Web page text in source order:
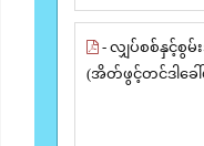
- လျှပ်စစ်နှင့်စွမ်
(အိတ်ဖွင့်တင်ဒါခေါ်